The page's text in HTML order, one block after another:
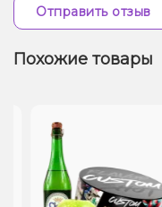
Отправить отзыв
Похожие товары